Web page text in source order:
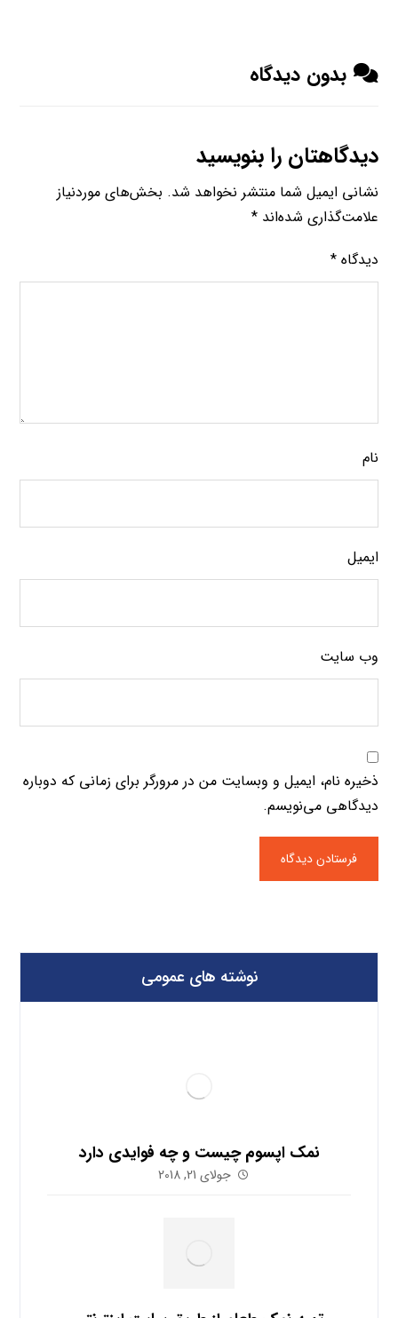
بدون دیدگاه
دیدگاهتان را بنویسید
نشانی ایمیل شما منتشر نخواهد شد. بخش‌های موردنیاز
علامت‌گذاری شده‌اند*
دیدگاه*
نام
ایمیل
وب‌ سایت
ذخیره نام، ایمیل و وبسایت من در مرورگر برای زمانی که دوباره
دیدگاهی می‌نویسم.
نوشته های عمومی
نمک اپسوم چیست و چه فوایدی دارد
جولای 21, 2018